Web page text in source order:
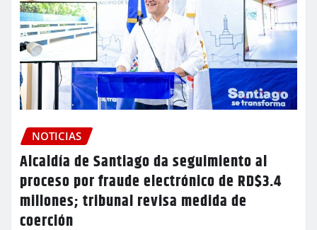
NOTICIAS
Alcaldía de Santiago da seguimiento al
proceso por fraude electrónico de RD$3.4
millones; tribunal revisa medida de
coerción